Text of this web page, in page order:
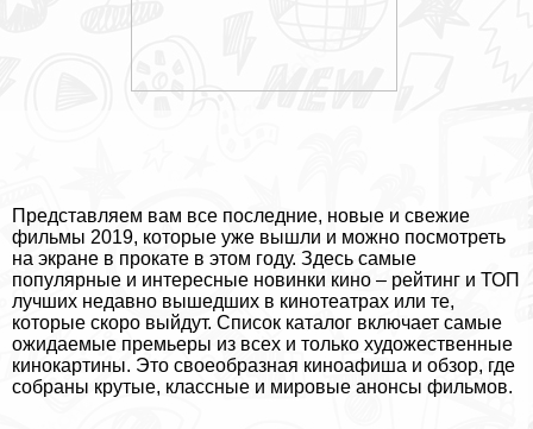
Представляем вам все последние, новые и свежие
фильмы 2019, которые уже вышли и можно посмотреть
на экране в прокате в этом году. Здесь самые
популярные и интересные новинки кино – рейтинг и ТОП
лучших недавно вышедших в кинотеатрах или те,
которые скоро выйдут. Список каталог включает самые
ожидаемые премьеры из всех и только художественные
кинокартины. Это своеобразная киноафиша и обзор, где
собраны крутые, классные и мировые анонсы фильмов.